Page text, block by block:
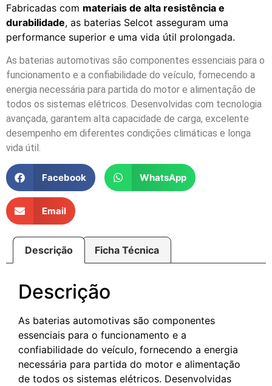
Fabricadas com materiais de alta resistência e
durabilidade, as baterias Selcot asseguram uma
performance superior e uma vida útil prolongada.
As baterias automotivas são componentes essenciais para o
funcionamento e a confiabilidade do veículo, fornecendo a
energia necessária para partida do motor e alimentação de
todos os sistemas elétricos. Desenvolvidas com tecnologia
avançada, garantem alta capacidade de carga, excelente
desempenho em diferentes condições climáticas e longa
vida útil.
Facebook WhatsApp
Email
Descrição Ficha Técnica
Descrição
As baterias automotivas são componentes
essenciais para o funcionamento e a
confiabilidade do veículo, fornecendo a energia
necessária para partida do motor e alimentação
de todos os sistemas elétricos. Desenvolvidas